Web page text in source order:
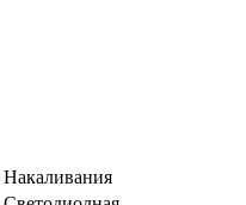
Накаливания